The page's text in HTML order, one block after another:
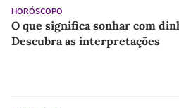
HORÓSCOPO
O que significa sonhar com
Descubra as interpretações